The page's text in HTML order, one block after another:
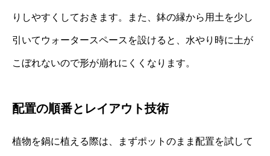
りしやすくしておきます。また、鉢の縁から用土を少し
引いてウォータースペースを設けると、水やり時に土が
こぼれないので形が崩れにくくなります。
配置の順番とレイアウト技術
植物を鍋に植える際は、まずポットのまま配置を試して